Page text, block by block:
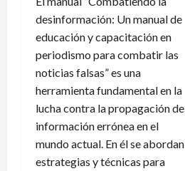
desinformación: Un manual de
educación y capacitación en
periodismo para combatir las
noticias falsas” es una
herramienta fundamental en la
lucha contra la propagación de
información errónea en el
mundo actual. En él se abordan
estrategias y técnicas para